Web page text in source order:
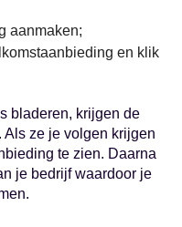
aanmaken;
en klik
bladeren, krijgen de
ze je volgen krijgen
te zien. Daarna
je bedrijf waardoor je